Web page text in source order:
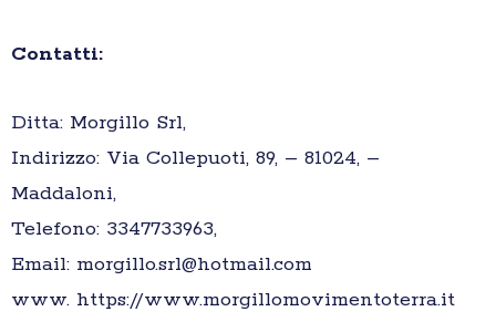
Contatti:
Ditta: Morgillo Srl,
Indirizzo: Via Collepuoti, 89, – 81024, –
Maddaloni,
Telefono: 3347733963,
Email: morgillo.srl@hotmail.com
www. https://www.morgillomovimentoterra.it